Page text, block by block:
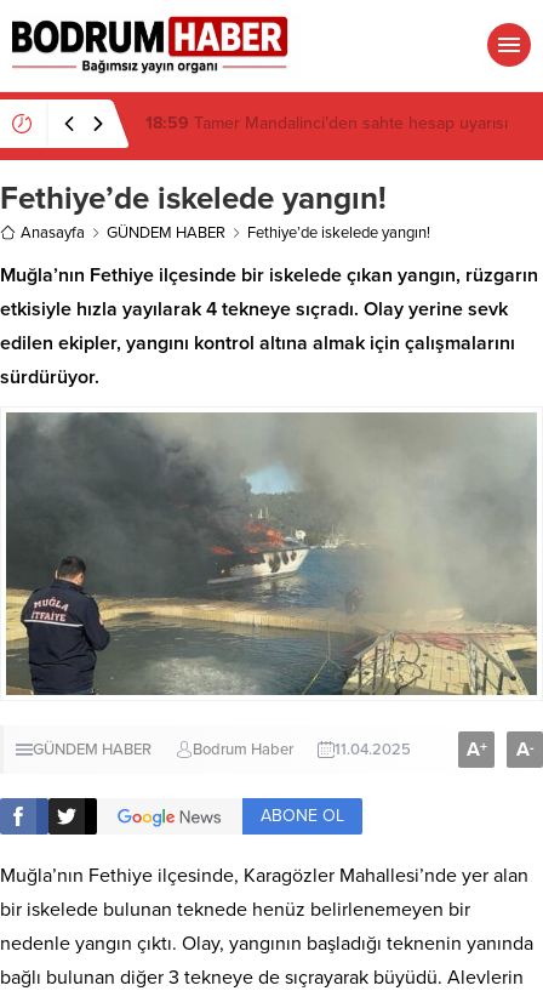
18:29 Bitez Kavşağı’nda lüks otomobil börekçiye
girdi: 2 yaralı
Fethiye’de iskelede yangın!
Anasayfa GÜNDEM HABER Fethiye’de iskelede yangın!
Muğla’nın Fethiye ilçesinde bir iskelede çıkan yangın, rüzgarın
etkisiyle hızla yayılarak 4 tekneye sıçradı. Olay yerine sevk
edilen ekipler, yangını kontrol altına almak için çalışmalarını
sürdürüyor.
GÜNDEM HABER Bodrum Haber 11.04.2025 A+ A-
ABONE OL
Muğla’nın Fethiye ilçesinde, Karagözler Mahallesi’nde yer alan
bir iskelede bulunan teknede henüz belirlenemeyen bir
nedenle yangın çıktı. Olay, yangının başladığı teknenin yanında
bağlı bulunan diğer 3 tekneye de sıçrayarak büyüdü. Alevlerin